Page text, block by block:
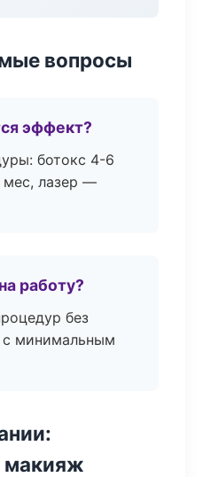
вопросы
эффект?
ботокс 4-6
мес, лазер —
работу?
без
с минимальным
макияж